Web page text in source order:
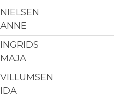
NIELSEN
ANNE
INGRIDS
MAJA
VILLUMSEN
IDA